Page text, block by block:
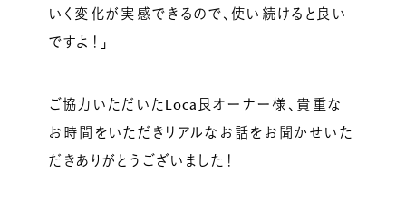
いく変化が実感できるので、使い続けると良い
ですよ！」
ご協力いただいたLoca艮オーナー様、貴重な
お時間をいただきリアルなお話をお聞かせいた
だきありがとうございました！